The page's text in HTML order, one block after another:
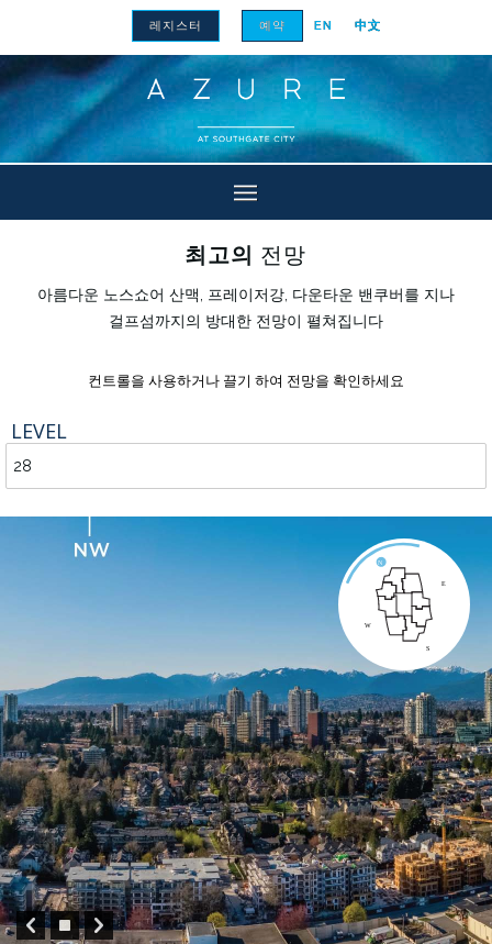
레지스터 예약 EN 中文
최고의 전망
아름다운 노스쇼어 산맥, 프레이저강, 다운타운 밴쿠버를 지나
걸프섬까지의 방대한 전망이 펼쳐집니다
컨트롤을 사용하거나 끌기 하여 전망을 확인하세요
LEVEL